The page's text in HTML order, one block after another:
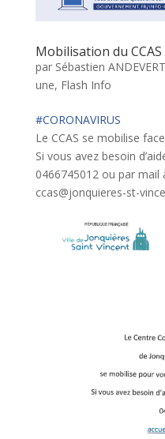
Mobilisation du CCAS
par Sébastien ANDEVERT
une, Flash Info
#CORONAVIRUS
Le CCAS se mobilise
Si vous avez besoin
0466745012 ou par mail
ccas@jonquieres-st-